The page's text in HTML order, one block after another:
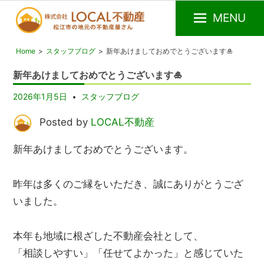
動
産
江
の
動
産
屋
MENU
Home スタッフブログ 新年あけましておめでとうございます🎍
新年あけましておめでとうございます🎍
2026年1月5日 スタッフブログ
Posted by LOCAL不動産
新年あけましておめでとうございます。
昨年は多くのご縁をいただき、誠にありがとうござ
いました。
本年も地域に根ざした不動産会社として、
「相談しやすい」「任せてよかった」と感じていた